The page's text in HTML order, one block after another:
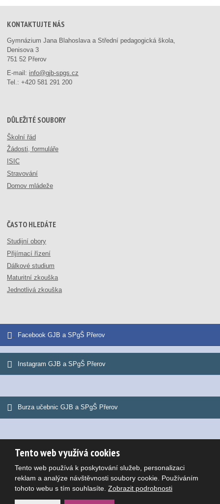
KONTAKTUJTE NÁS
Gymnázium Jana Blahoslava a Střední pedagogická škola,
Denisova 3
751 52 Přerov
E-mail: info@gjb-spgs.cz
Tel.:+420 581 291 200
DŮLEŽITÉ SOUBORY
Školní řád
Žádosti, formuláře
ISIC
Stravování
Domov mládeže
ČASTO HLEDÁTE
Studijní obory
Přijímací řízení
Dálkové studium
Maturitní zkouška
Jednotlivá zkouška
Facebook GJB a SPgŠ Přerov
Instagram GJB a SPgŠ Přerov
Burza učebnic GJB a SPgŠ Přerov
Mapa stránek |Podmínky použití
VYROBILA
Tento web využívá cookies
Tento web používá k poskytování služeb, personalizaci
reklam a analýze návštěvnosti soubory cookie. Používáním
tohoto webu s tím souhlasíte. Zobrazit podrobnosti
Potřebujete poradit?